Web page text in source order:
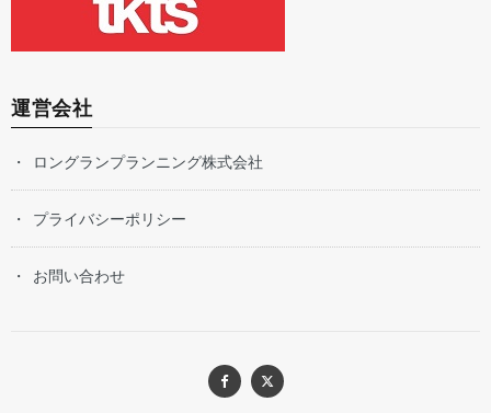
運営会社
ロングランプランニング株式会社
プライバシーポリシー
お問い合わせ